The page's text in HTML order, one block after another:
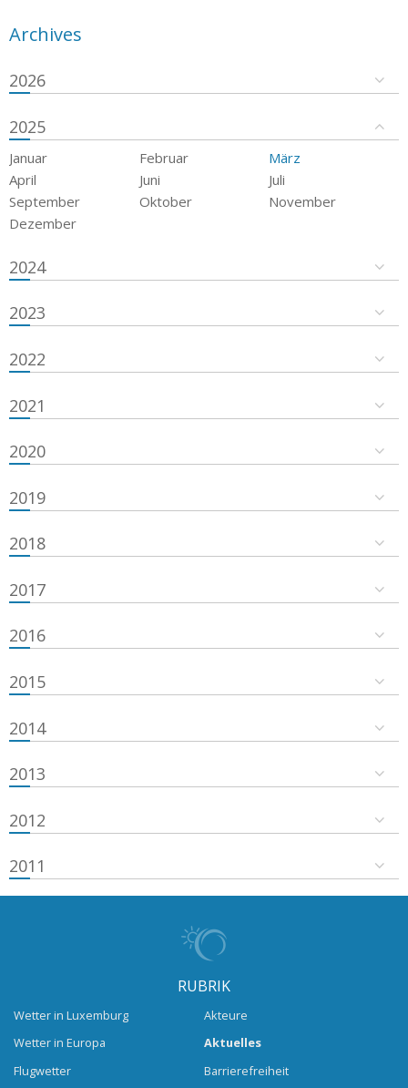
Archives
2026
2025
Januar Februar
März
April
Juni
Juli
September
Oktober
November
Dezember
2024
2023
2022
2021
2020
2019
2018
2017
2016
2015
2014
2013
2012
2011
RUBRIK
Wetter in Luxemburg
Wetter in Europa
Flugwetter
Akteure
Aktuelles
Barrierefreiheit